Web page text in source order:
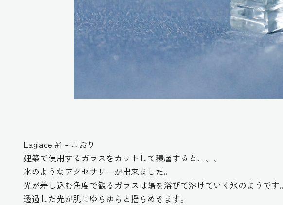
Laglace #1 - こおり
建築で使用するガラスをカットして積層すると、、、
氷のようなアクセサリーが出来ました。
光が差し込む角度で観るガラスは陽を浴びて溶けていく氷のようです。
透過した光が肌にゆらゆらと揺らめきます。